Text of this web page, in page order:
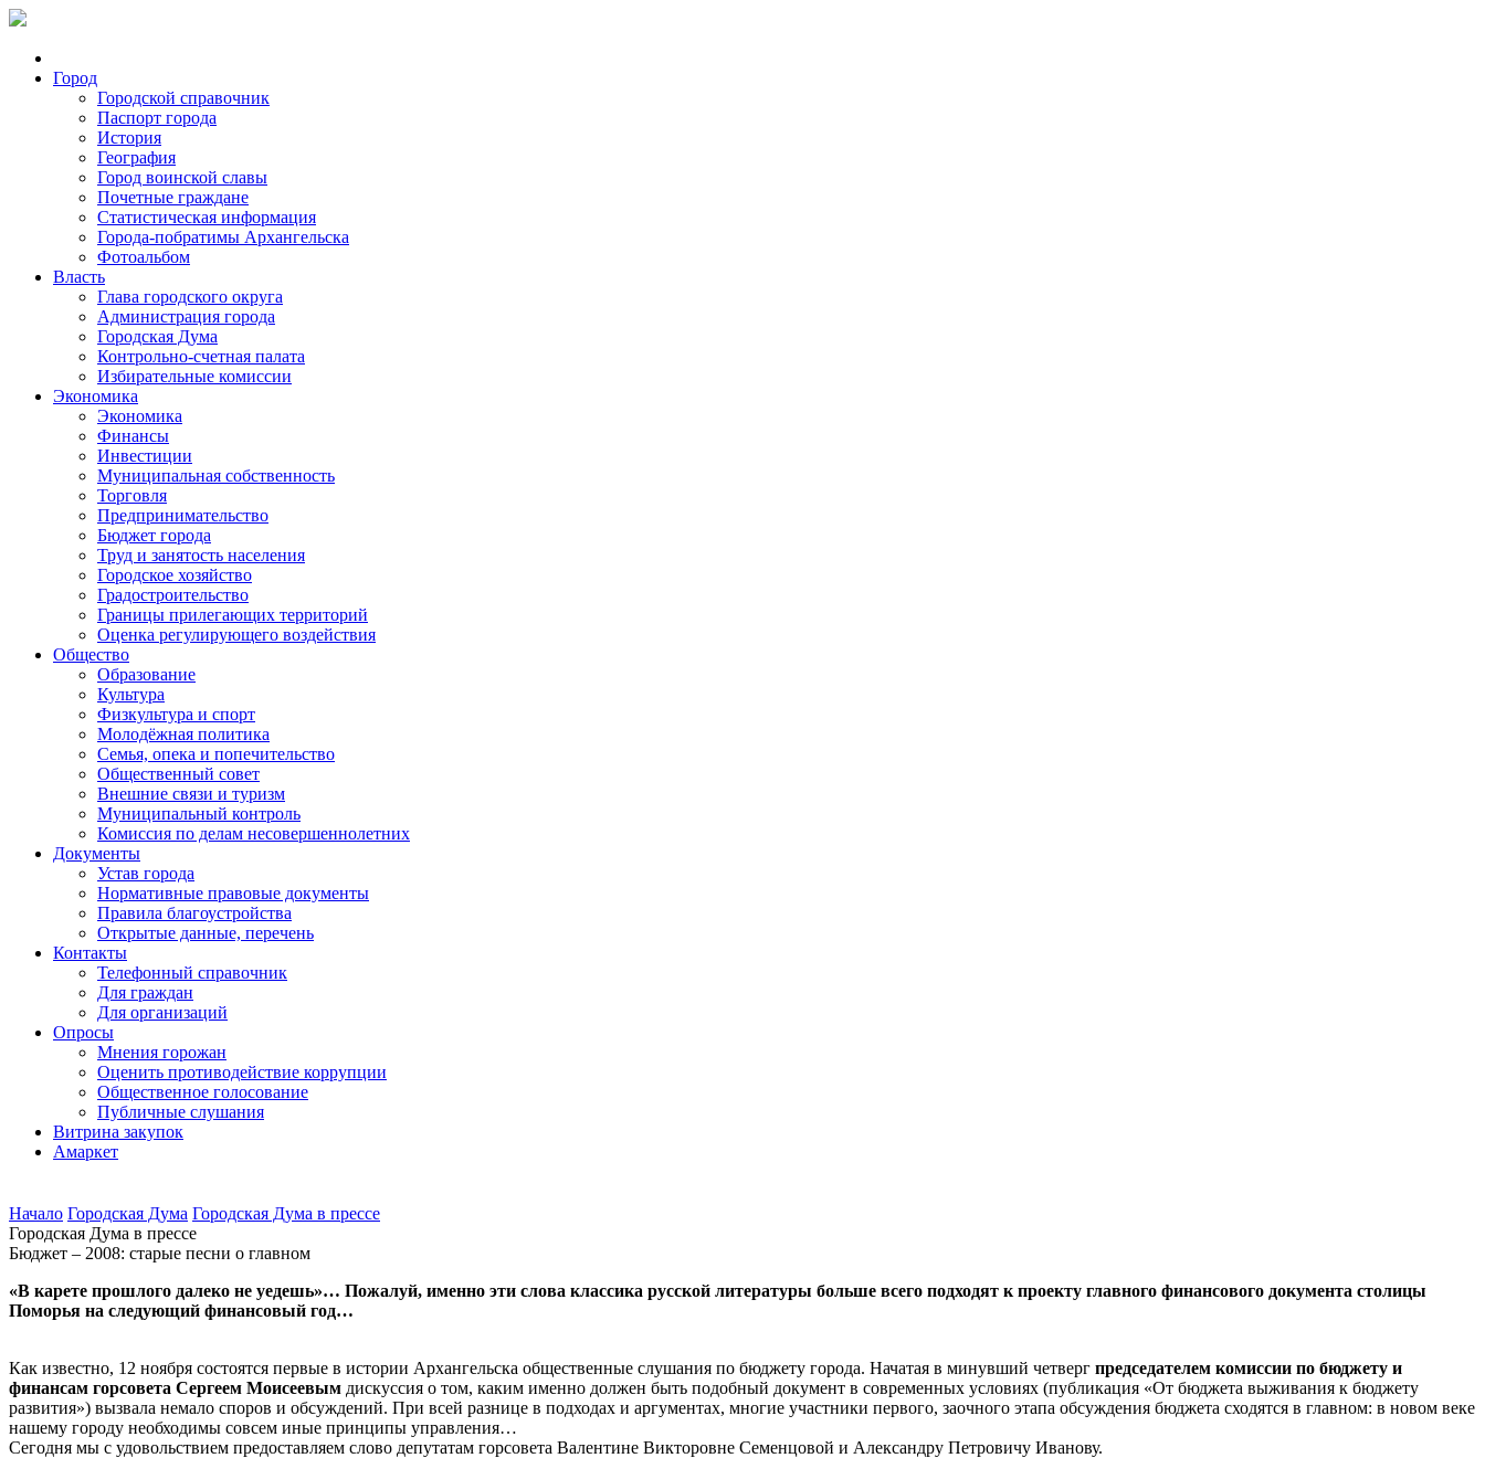
Город
Городской справочник
Паспорт города
История
География
Город воинской славы
Почетные граждане
Статистическая информация
Города-побратимы Архангельска
Фотоальбом
Власть
Глава городского округа
Администрация города
Городская Дума
Контрольно-счетная палата
Избирательные комиссии
Экономика
Экономика
Финансы
Инвестиции
Муниципальная собственность
Торговля
Предпринимательство
Бюджет города
Труд и занятость населения
Городское хозяйство
Градостроительство
Границы прилегающих территорий
Оценка регулирующего воздействия
Общество
Образование
Культура
Физкультура и спорт
Молодёжная политика
Семья, опека и попечительство
Общественный совет
Внешние связи и туризм
Муниципальный контроль
Комиссия по делам несовершеннолетних
Документы
Устав города
Нормативные правовые документы
Правила благоустройства
Открытые данные, перечень
Контакты
Телефонный справочник
Для граждан
Для организаций
Опросы
Мнения горожан
Оценить противодействие коррупции
Общественное голосование
Публичные слушания
Витрина закупок
Амаркет
Начало Городская Дума Городская Дума в прессе
Городская Дума в прессе
Бюджет – 2008: старые песни о главном
«В карете прошлого далеко не уедешь»… Пожалуй, именно эти слова классика русской литературы больше всего подходят к проекту главного финансового документа столицы
Поморья на следующий финансовый год…
Как известно, 12 ноября состоятся первые в истории Архангельска общественные слушания по бюджету города. Начатая в минувший четверг председателем комиссии по бюджету и
финансам горсовета Сергеем Моисеевым дискуссия о том, каким именно должен быть подобный документ в современных условиях (публикация «От бюджета выживания к бюджету
развития») вызвала немало споров и обсуждений. При всей разнице в подходах и аргументах, многие участники первого, заочного этапа обсуждения бюджета сходятся в главном: в новом веке
нашему городу необходимы совсем иные принципы управления…
Сегодня мы с удовольствием предоставляем слово депутатам горсовета Валентине Викторовне Семенцовой и Александру Петровичу Иванову.